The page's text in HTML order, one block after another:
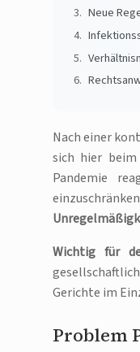
Neue
Nach einer
sich hier
Pandemie
Wichtig für
Gerichte im
Problem